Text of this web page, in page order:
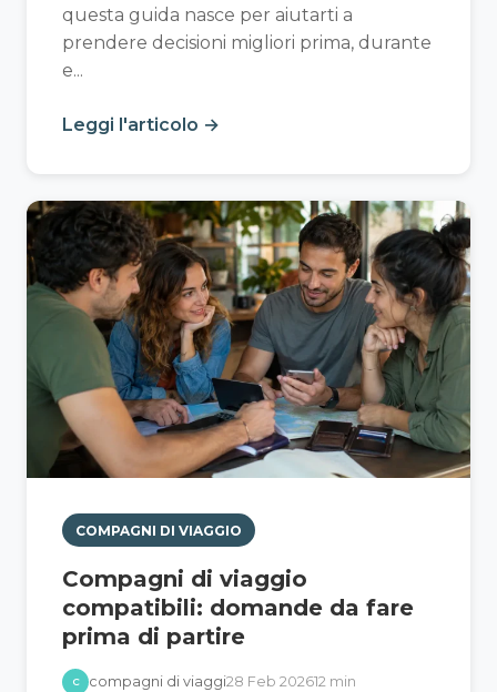
questa guida nasce per aiutarti a
prendere decisioni migliori prima, durante
e...
Leggi l'articolo →
COMPAGNI DI VIAGGIO
Compagni di viaggio
compatibili: domande da fare
prima di partire
C compagni di viaggi28 Feb 202612 min